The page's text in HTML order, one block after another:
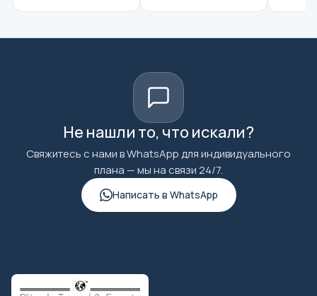
Не нашли то, что искали?
Свяжитесь с нами в WhatsApp для индивидуального
плана — мы на связи 24/7.
Написать в WhatsApp